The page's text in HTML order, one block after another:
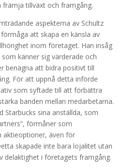
tillväxt och framgång.
aspekterna av Schultz
att skapa en känsla av
inom företaget. Han insåg
känner sig värderade och
benägna att bidra positivt till
För att uppnå detta införde
som syftade till att förbättra
banden mellan medarbetarna.
Starbucks sina anställda, som
förmåner som
aktieoptioner, även för
skapade inte bara lojalitet utan
delaktighet i företagets framgång.